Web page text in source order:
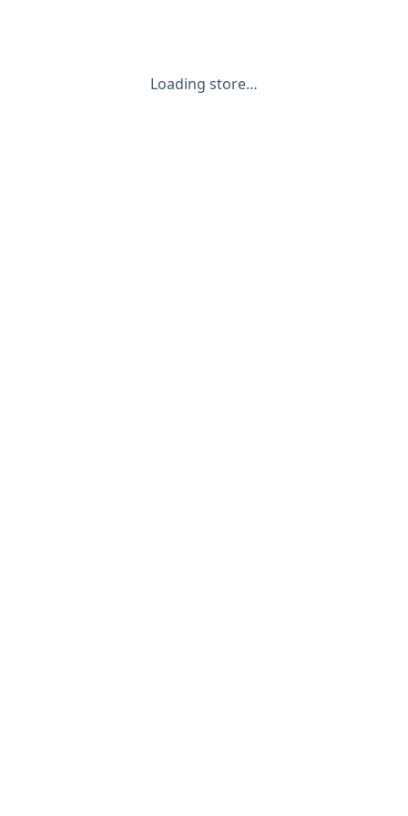
Loading store…